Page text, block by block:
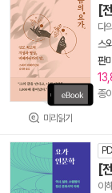
미리읽기
[
다
스
판
종
[
이해